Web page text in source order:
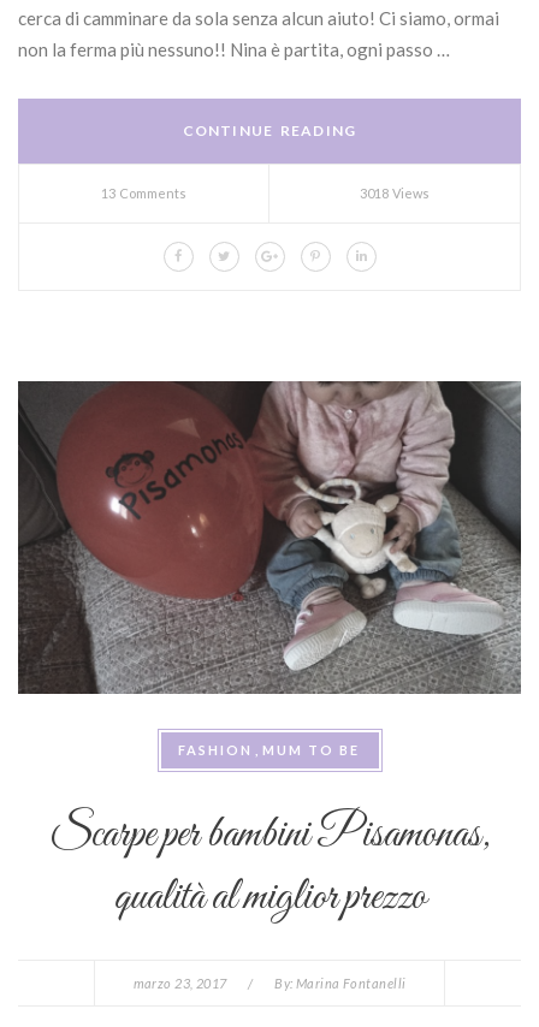
cerca di camminare da sola senza alcun aiuto! Ci siamo, ormai
non la ferma più nessuno!! Nina è partita, ogni passo …
CONTINUE READING
13 Comments 3018 Views
FASHION MUM TO BE
Scarpe per bambini Pisamonas,
qualità al miglior prezzo
marzo 23, 2017 / By: Marina Fontanelli